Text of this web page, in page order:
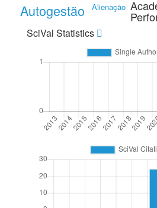
Autogestão Alienação
SciVal Statistics